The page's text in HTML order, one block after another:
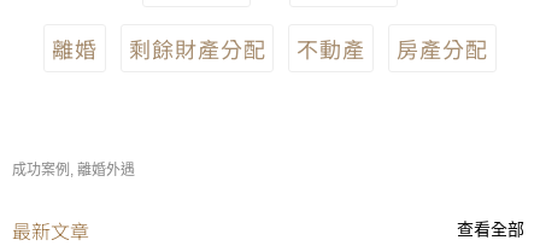
離婚 剩餘財產分配 不動產 房產分配
成功案例 離婚外遇
最新文章 查看全部